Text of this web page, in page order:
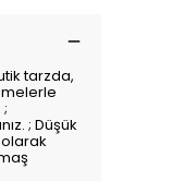
tarzda,
; Düşük